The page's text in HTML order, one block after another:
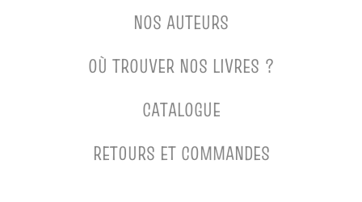
NOS AUTEURS
OÙ TROUVER NOS LIVRES ?
CATALOGUE
RETOURS ET COMMANDES